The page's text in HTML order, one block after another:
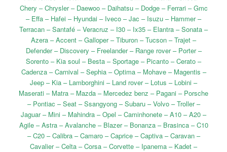
Chery – Chrysler – Daewoo – Daihatsu – Dodge – Ferrari – Gmc
– Effa – Hafei – Hyundai – Iveco – Jac – Isuzu – Hammer –
Terracan – Santafé – Veracruz – I30 – Ix35 – Elantra – Sonata –
Azera – Accent – Galloper – Tiburon – Tucson – Trajet –
Defender – Discovery – Freelander – Range rover – Porter –
Sorento – Kia soul – Besta – Sportage – Picanto – Cerato –
Cadenza – Carnival – Sephia – Optima – Mohave – Magentis –
Jeep – Kia – Lamborghini – Land rover – Lotus – Lobini –
Maserati – Matra – Mazda – Mercedez benz – Pagani – Porsche
– Pontiac – Seat – Ssangyong – Subaru – Volvo – Troller –
Jaguar – Mini – Mahindra – Opel – Caminhonete – A10 – A20 –
Agile – Astra – Avalanche – Blazer – Bonanza – Brasinca – C10
– C20 – Calibra – Camaro – Caprice – Captiva – Caravan –
Cavalier – Celta – Corsa – Corvette – Ipanema – Kadet –